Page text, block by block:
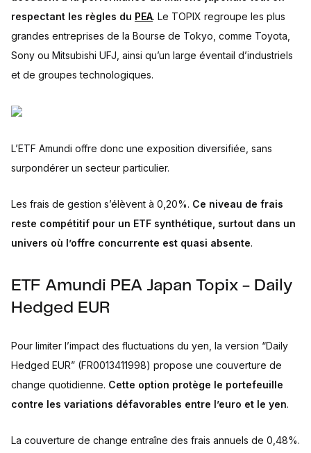
respectant les règles du PEA. Le TOPIX regroupe les plus
grandes entreprises de la Bourse de Tokyo, comme Toyota,
Sony ou Mitsubishi UFJ, ainsi qu’un large éventail d’industriels
et de groupes technologiques.
L’ETF Amundi offre donc une exposition diversifiée, sans
surpondérer un secteur particulier.
Les frais de gestion s’élèvent à 0,20%. Ce niveau de frais
reste compétitif pour un ETF synthétique, surtout dans un
univers où l’offre concurrente est quasi absente.
ETF Amundi PEA Japan Topix - Daily
Hedged EUR
Pour limiter l’impact des fluctuations du yen, la version “Daily
Hedged EUR” (FR0013411998) propose une couverture de
change quotidienne. Cette option protège le portefeuille
contre les variations défavorables entre l’euro et le yen.
La couverture de change entraîne des frais annuels de 0,48%.